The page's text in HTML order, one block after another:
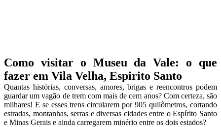
Como visitar o Museu da Vale: o que
fazer em Vila Velha, Espirito Santo
Quantas histórias, conversas, amores, brigas e reencontros podem
guardar um vagão de trem com mais de cem anos? Com certeza, são
milhares! E se esses trens circularem por 905 quilômetros, cortando
estradas, montanhas, serras e diversas cidades entre o Espírito Santo
e Minas Gerais e ainda carregarem minério entre os dois estados?